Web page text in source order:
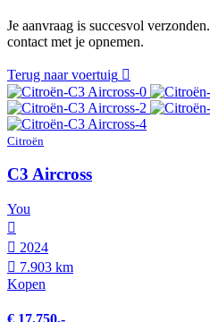
Je aanvraag is succesvol
contact met je opnemen.
Terug naar voertuig
Citroën
C3 Aircross
You
2024
7.903 km
Kopen